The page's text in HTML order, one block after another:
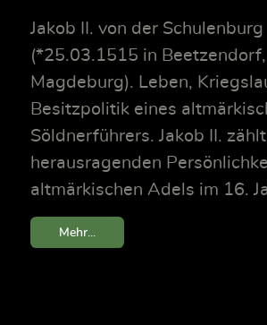
Jakob II. von der Schulenburg
(*25.03.1515 in
Magdeburg). Leben,
Besitzpolitik eines
Söldnerführers. Jakob II.
herausragenden
altmärkischen Adels im 16.
Mehr...